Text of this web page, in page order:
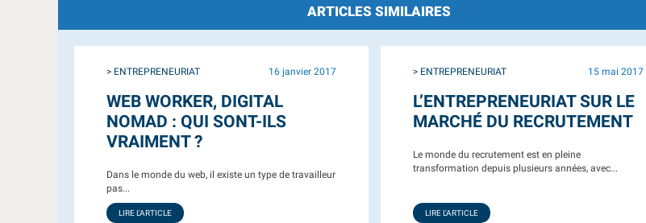
ARTICLES SIMILAIRES
> ENTREPRENEURIAT 16 janvier 2017
WEB WORKER, DIGITAL
NOMAD : QUI SONT-ILS
VRAIMENT ?
Dans le monde du web, il existe un type de travailleur
pas...
LIRE L'ARTICLE
> ENTREPRENEURIAT 15 mai 2017
L’ENTREPRENEURIAT SUR LE
MARCHÉ DU RECRUTEMENT
Le monde du recrutement est en pleine
transformation depuis plusieurs années, avec...
LIRE L'ARTICLE